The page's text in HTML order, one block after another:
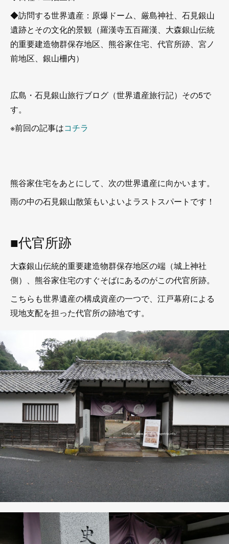
◆訪問する世界遺産：原爆ドーム、厳島神社、石見銀山
遺跡とその文化的景観（羅漢寺五百羅漢、大森銀山伝統
的重要建造物群保存地区、熊谷家住宅、代官所跡、宮ノ
前地区、銀山柵内）
広島・石見銀山旅行ブログ（世界遺産旅行記）その5で
す。
※前回の記事はコチラ
熊谷家住宅をあとにして、次の世界遺産に向かいます。
雨の中の石見銀山散策もいよいよラストスパートです！
■代官所跡
大森銀山伝統的重要建造物群保存地区の端（城上神社
側）、熊谷家住宅のすぐそばにあるのがこの代官所跡。
こちらも世界遺産の構成資産の一つで、江戸幕府による
現地支配を担った代官所の跡地です。